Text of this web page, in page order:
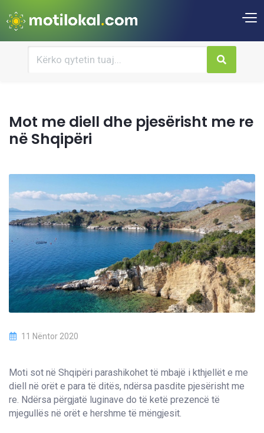
Mot me diell dhe pjesërisht me re
në Shqipëri
11 Nëntor 2020
Moti sot në Shqipëri parashikohet të mbajë i kthjellët e me
diell në orët e para të ditës, ndërsa pasdite pjesërisht me
re. Ndërsa përgjatë luginave do të ketë prezencë të
mjegullës në orët e hershme të mëngjesit.